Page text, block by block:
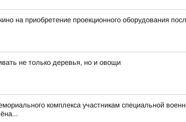
на приобретение проекционного оборудования
не только деревья, но и овощи
комплекса участникам специальной